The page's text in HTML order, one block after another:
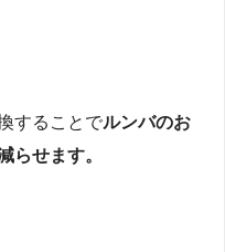
することでルンバのお
らせます。